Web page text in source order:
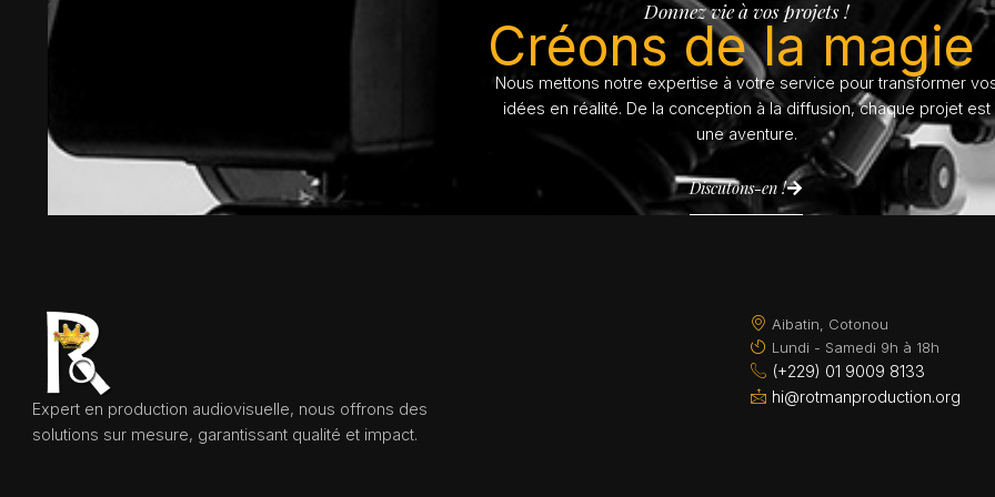
Donnez vie à vos projets !
Créons de la magie
Nous mettons notre expertise à votre service pour transformer
idées en réalité. De la conception à la diffusion, chaque projet est
une aventure.
Discutons-en !
Expert en production audiovisuelle, nous offrons des
solutions sur mesure, garantissant qualité et impact.
Aibatin, Cotonou
Lundi - Samedi 9h à 18h
(+229) 01 9009 8133
hi@rotmanproduction.org